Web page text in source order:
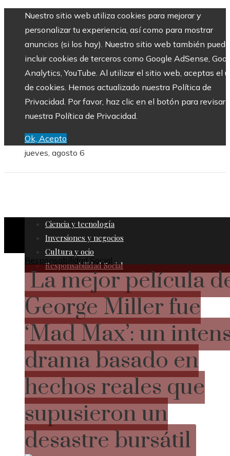
Nuestro sitio web utiliza cookies para mejorar y
personalizar tu experiencia, así como para mostrar
anuncios (si los hay). Nuestro sitio web también puede
incluir cookies de terceros como Google AdSense,
Analytics, YouTube. Al utilizar el sitio web, aceptas el
de cookies. Hemos actualizado nuestra Política de
Privacidad. Por favor, haz clic en el botón para revisar
nuestra Política de Privacidad.
Ok, Acepto
jueves, agosto 6
Ciencia y tecnología
Inversiones y negocios
Cultura y ocio
Responsabilidad Social
Responsabilidad Social
La mejor película
George Miller fue
‘Mad Max’: un
drama basado en
hechos reales que
supusieron un
desastre bursátil